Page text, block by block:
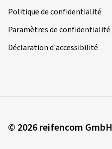
Politique de confidentialité
Paramètres de confidentialité
Déclaration d'accessibilité
© 2026 reifencom